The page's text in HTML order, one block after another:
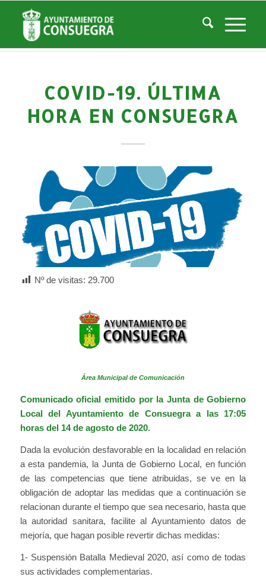
Noticias
Usted está aquí: Inicio / Noticias
Noticias-Actualidad
/ COVID-19. Última hora en Consuegra
COVID-19. ÚLTIMA
HORA EN CONSUEGRA
Nº de visitas: 29.700
Área Municipal de Comunicación
Comunicado oficial emitido por la Junta de Gobierno
Local del Ayuntamiento de Consuegra a las 17:05
horas del 14 de agosto de 2020.
Dada la evolución desfavorable en la localidad en relación
a esta pandemia, la Junta de Gobierno Local, en función
de las competencias que tiene atribuidas, se ve en la
obligación de adoptar las medidas que a continuación se
relacionan durante el tiempo que sea necesario, hasta que
la autoridad sanitara, facilite al Ayuntamiento datos de
mejoría, que hagan posible revertir dichas medidas:
1- Suspensión Batalla Medieval 2020, así como de todas
sus actividades complementarias.